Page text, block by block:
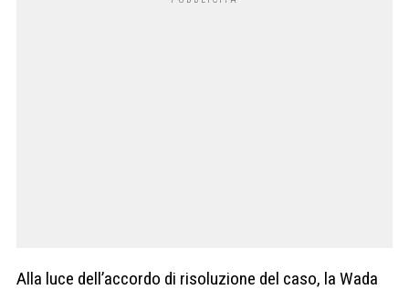
Alla luce dell’accordo di risoluzione del caso, la Wada